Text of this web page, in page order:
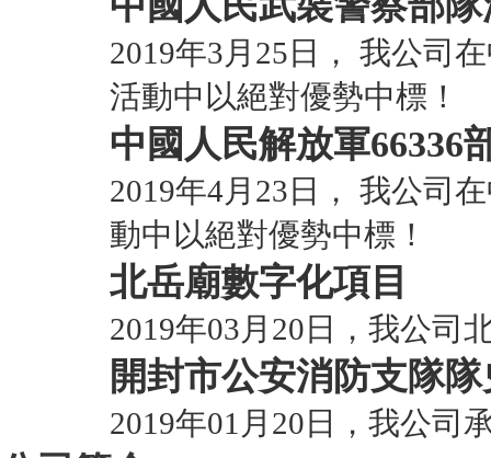
2019年3月25日， 我公司
活動中以絕對優勢中標！
中國人民解放軍66336
2019年4月23日， 我公司
動中以絕對優勢中標！
北岳廟數字化項目
2019年03月20日，我公司
開封市公安消防支隊
2019年01月20日，我公司